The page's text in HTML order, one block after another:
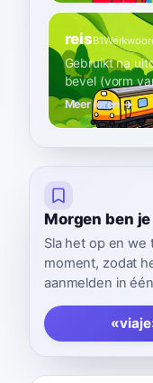
reisB1
Gebruikt na
bevel (vorm
Meer leren →
Morgen ben
Sla het op en
moment, zodat
aanmelden in